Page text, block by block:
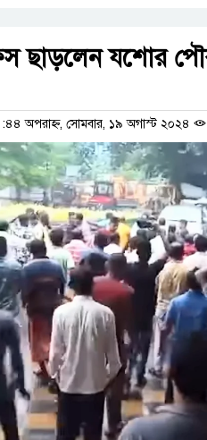
ছাড়লেন যশোর
অপরাহ্ন, সোমবার, ১৯ অগাস্ট ২০২৪